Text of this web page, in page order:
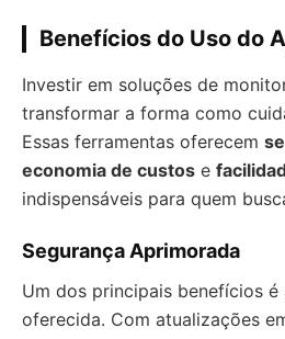
Benefícios do Uso do
Investir em soluções de
transformar a forma como
Essas ferramentas oferecem
economia de custos e
indispensáveis para quem
Segurança Aprimorada
Um dos principais benefícios é
oferecida. Com atualizações